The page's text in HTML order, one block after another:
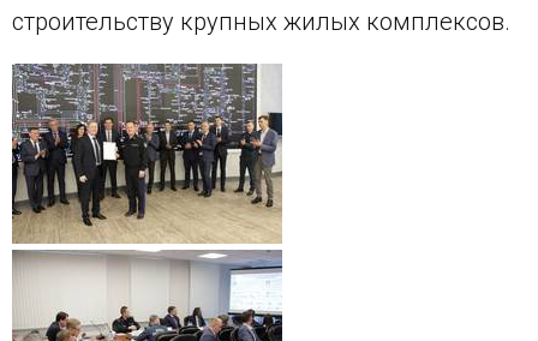
строительству крупных жилых комплексов.